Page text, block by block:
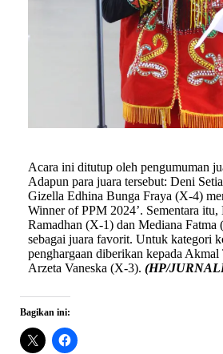
Acara ini ditutup oleh pengumuman
Adapun para juara tersebut: Deni
Gizella Edhina Bunga Fraya (X-4)
Winner of PPM 2024’. Sementara
Ramadhan (X-1) dan Mediana Fatma
sebagai juara favorit. Untuk kategori
penghargaan diberikan kepada
Arzeta Vaneska (X-3).(HP/
Bagikan ini: